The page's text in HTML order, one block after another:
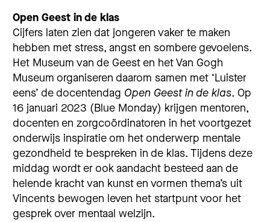
Open Geest in de klas
Cijfers laten zien dat jongeren vaker te maken
hebben met stress, angst en sombere gevoelens.
Het Museum van de Geest en het Van Gogh
Museum organiseren daarom samen met ‘Luister
eens’ de docentendag Open Geest in de klas. Op
16 januari 2023 (Blue Monday) krijgen mentoren,
docenten en zorgcoördinatoren in het voortgezet
onderwijs inspiratie om het onderwerp mentale
gezondheid te bespreken in de klas. Tijdens deze
middag wordt er ook aandacht besteed aan de
helende kracht van kunst en vormen thema’s uit
Vincents bewogen leven het startpunt voor het
gesprek over mentaal welzijn.